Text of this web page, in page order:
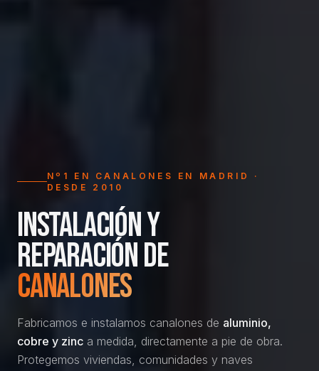
Nº1 EN CANALONES EN MADRID ·
DESDE 2010
Instalación y
reparación de
canalones
Fabricamos e instalamos canalones de aluminio,
cobre y zinc a medida, directamente a pie de obra.
Protegemos viviendas, comunidades y naves